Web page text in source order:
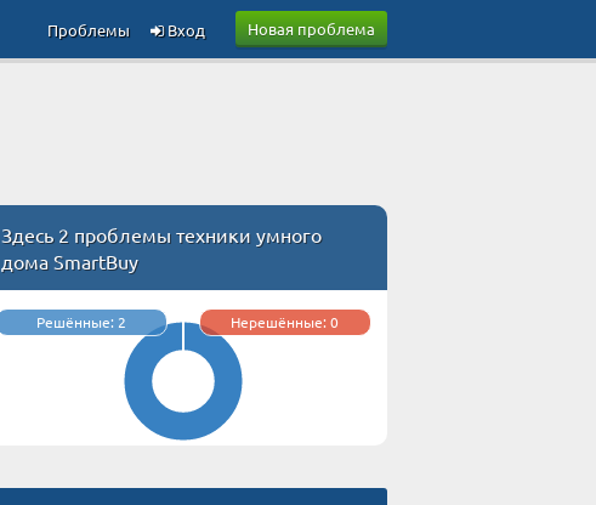
Новая проблема
Вход
Проблемы
Здесь 2 проблемы техники умного
дома SmartBuy
Решённые: 2 Нерешённые: 0